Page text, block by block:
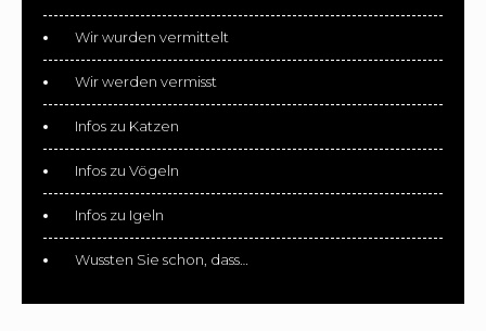
Wir wurden vermittelt
Wir werden vermisst
Infos zu Katzen
Infos zu Vögeln
Infos zu Igeln
Wussten Sie schon, dass…